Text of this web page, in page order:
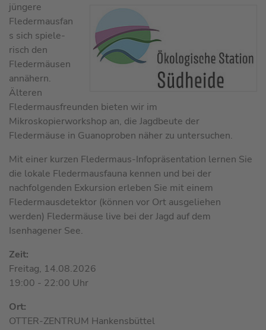
jüngere
Fledermausfan
s sich spie­le­
risch den
Fledermäusen
annähern.
Älteren
Fledermausfreunden bieten wir im
Mikroskopierworkshop an, die Jagdbeute der
Fledermäuse in Guano­pro­ben näher zu untersuchen.
Mit einer kurzen Fledermaus-Infopräsentation lernen Sie
die lokale Fleder­maus­fauna kennen und bei der
nachfolgenden Exkursion erleben Sie mit ei­nem
Fledermausdetektor (können vor Ort ausgeliehen
werden) Fledermäuse live bei der Jagd auf dem
Isenhagener See.
Zeit:
Freitag, 14.08.2026
19:00 - 22:00 Uhr
Ort:
OTTER-ZENTRUM Hankensbüttel